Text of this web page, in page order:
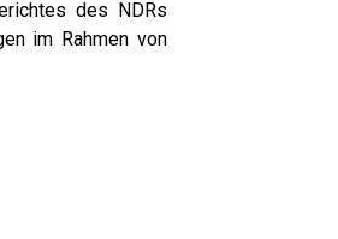
des NDRs
im Rahmen von